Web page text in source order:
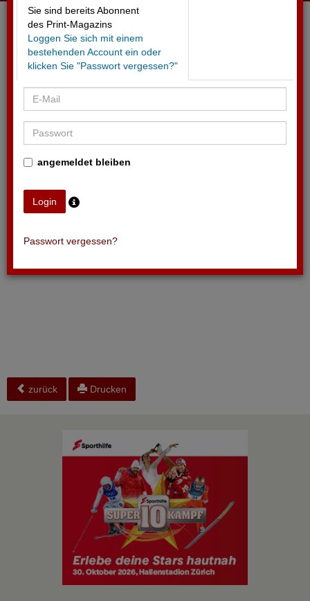
Sie sind bereits Abonnent
des Print-Magazins
Loggen Sie sich mit einem
bestehenden Account ein oder
klicken Sie "Passwort vergessen?"
angemeldet bleiben
Passwort vergessen?
Neue Insights für Sport- und Kulturmarketing
zurück Drucken